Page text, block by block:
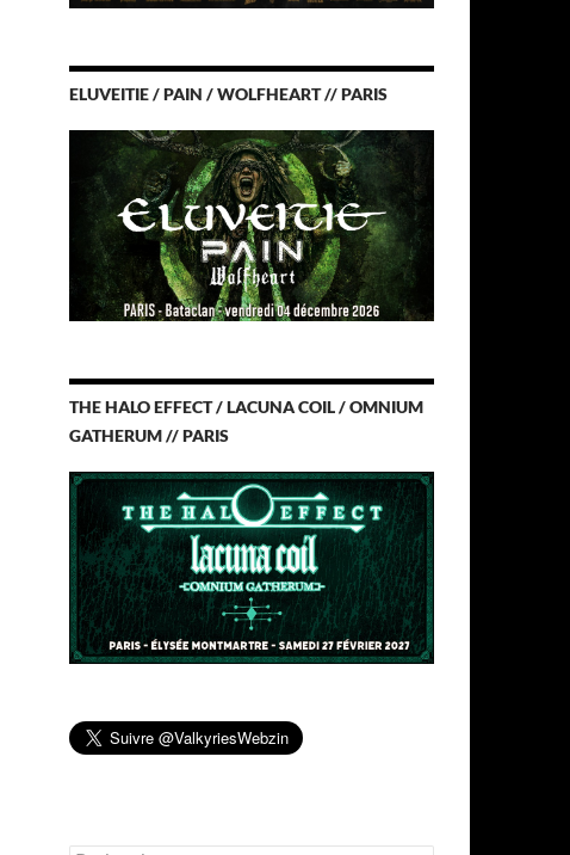
ELUVEITIE / PAIN / WOLFHEART // PARIS
THE HALO EFFECT / LACUNA COIL / OMNIUM
GATHERUM // PARIS